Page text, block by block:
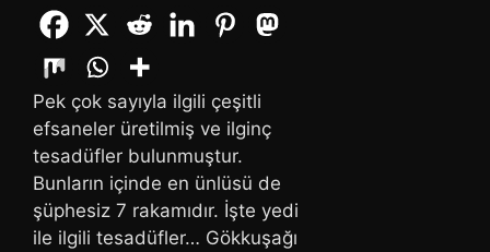
Pek çok sayıyla ilgili çeşitli
efsaneler üretilmiş ve ilginç
tesadüfler bulunmuştur.
Bunların içinde en ünlüsü de
şüphesiz 7 rakamıdır. İşte yedi
ile ilgili tesadüfler… Gökkuşağı